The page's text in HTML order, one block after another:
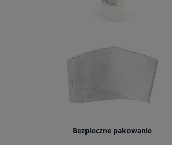
Bezpieczne pakowanie